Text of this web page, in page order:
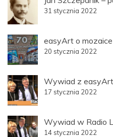
31 stycznia 2022
easyArt o
20 stycznia 2022
Wywiad z
17 stycznia 2022
Wywiad w Radio
14 stycznia 2022